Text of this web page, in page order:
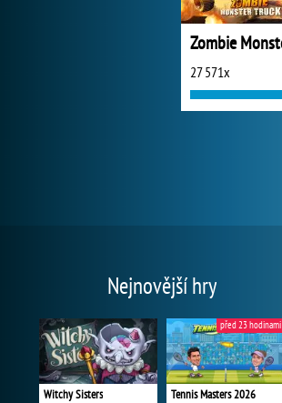
27 571x
Nejnovější hry
Witchy Sisters Tennis Masters 2026
před 23 hodinami